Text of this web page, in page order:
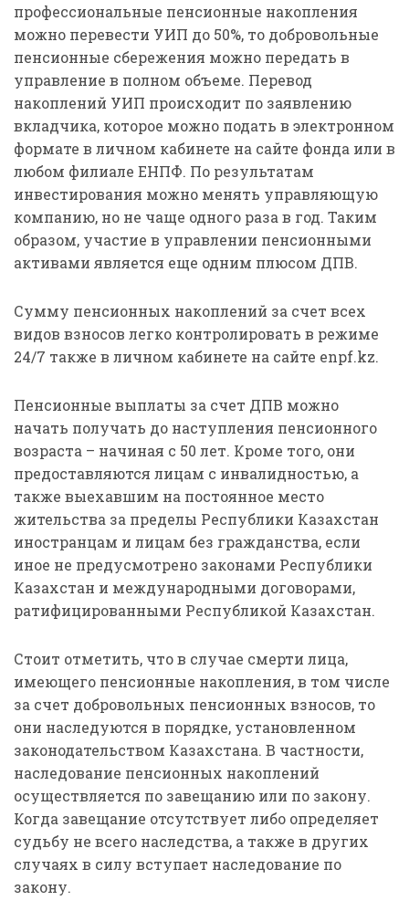
профессиональные пенсионные накопления
можно перевести УИП до 50%, то добровольные
пенсионные сбережения можно передать в
управление в полном объеме. Перевод
накоплений УИП происходит по заявлению
вкладчика, которое можно подать в электронном
формате в личном кабинете на сайте фонда или в
любом филиале ЕНПФ. По результатам
инвестирования можно менять управляющую
компанию, но не чаще одного раза в год. Таким
образом, участие в управлении пенсионными
активами является еще одним плюсом ДПВ.
Сумму пенсионных накоплений за счет всех
видов взносов легко контролировать в режиме
24/7 также в личном кабинете на сайте enpf.kz.
Пенсионные выплаты за счет ДПВ можно
начать получать до наступления пенсионного
возраста – начиная с 50 лет. Кроме того, они
предоставляются лицам с инвалидностью, а
также выехавшим на постоянное место
жительства за пределы Республики Казахстан
иностранцам и лицам без гражданства, если
иное не предусмотрено законами Республики
Казахстан и международными договорами,
ратифицированными Республикой Казахстан.
Стоит отметить, что в случае смерти лица,
имеющего пенсионные накопления, в том числе
за счет добровольных пенсионных взносов, то
они наследуются в порядке, установленном
законодательством Казахстана. В частности,
наследование пенсионных накоплений
осуществляется по завещанию или по закону.
Когда завещание отсутствует либо определяет
судьбу не всего наследства, а также в других
случаях в силу вступает наследование по
закону.